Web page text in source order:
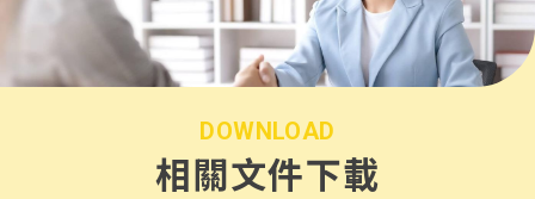
DOWNLOAD
相關文件下載